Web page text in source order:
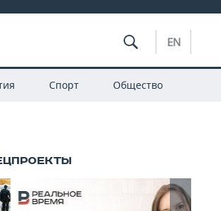
EN
Спорт Общество